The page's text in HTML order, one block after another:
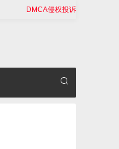
DMCA侵权投诉